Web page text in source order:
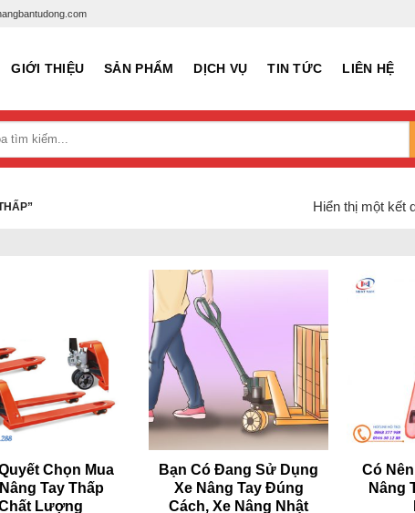
GIỚI THIỆU SẢN PHẨM DỊCH VỤ TIN TỨC LIÊN HỆ
Hiển thị một kết
Chọn Mua
Tay Thấp
Lượng
Bạn Có Đang Sử Dụng
Xe Nâng Tay Đúng
Cách, Xe Nâng Nhật
Có
Nâng